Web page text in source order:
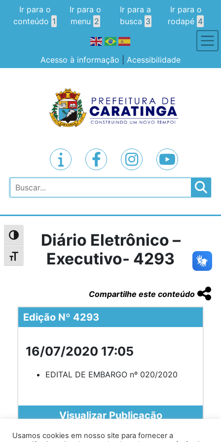
Alternar alto contraste
Alternar tamanho da fonte
Ir para o
conteúdo 1
Ir para o
menu 2
Ir para a
busca 3
Ir para o
rodapé 4
Acesso à informação Acessibilidade
Pesquisar
Diário Eletrônico –
Executivo- 4293
Compartilhe este conteúdo
Edição Nº 4293
16/07/2020 17:05
EDITAL DE EMBARGO nº 020/2020
Visualizar Publicação
Usamos cookies em nosso site para fornecer a